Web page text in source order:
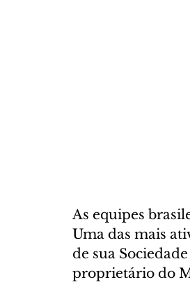
As equipes
Uma das mais
de sua
proprietário do